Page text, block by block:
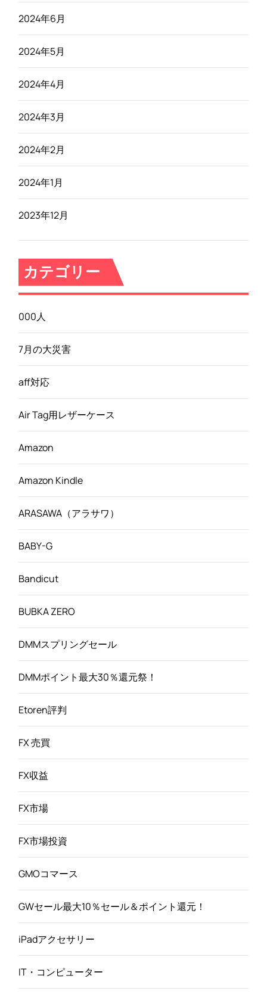
2024年6月
2024年5月
2024年4月
2024年3月
2024年2月
2024年1月
2023年12月
カテゴリー
000人
7月の大災害
aff対応
Air Tag用レザーケース
Amazon
Amazon Kindle
ARASAWA（アラサワ）
BABY-G
Bandicut
BUBKA ZERO
DMMスプリングセール
DMMポイント最大30％還元祭！
Etoren評判
FX 売買
FX収益
FX市場
FX市場投資
GMOコマース
GWセール最大10％セール＆ポイント還元！
iPadアクセサリー
IT・コンピューター